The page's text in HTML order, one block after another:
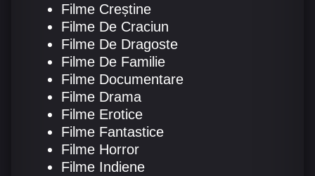
Filme Creștine
Filme De Craciun
Filme De Dragoste
Filme De Familie
Filme Documentare
Filme Drama
Filme Erotice
Filme Fantastice
Filme Horror
Filme Indiene